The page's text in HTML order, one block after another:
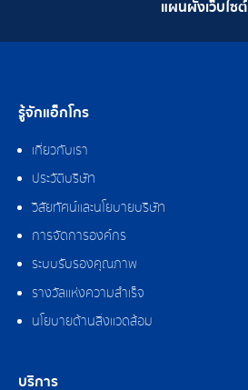
แผนผังเว็บไซต์
รู้จักแอ็กโกร
เกี่ยวกับเรา
ประวัติบริษัท
วิสัยทัศน์และนโยบายบริษัท
การจัดการองค์กร
ระบบรับรองคุณภาพ
รางวัลแห่งความสำเร็จ
นโยบายด้านสิ่งแวดล้อม
บริการ